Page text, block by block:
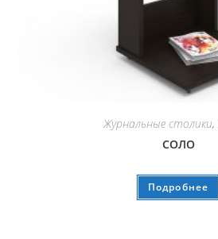
Журнальные столики,
СОЛО
Подробнее